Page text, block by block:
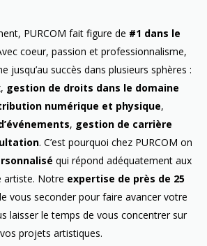
PURCOM fait figure de #1 dans le
coeur, passion et professionnalisme,
jusqu’au succès dans plusieurs sphères :
, gestion de droits dans le domaine
numérique et physique,
, gestion de carrière
. C’est pourquoi chez PURCOM on
qui répond adéquatement aux
artiste. Notre expertise de près de 25
vous seconder pour faire avancer votre
laisser le temps de vous concentrer sur
vos projets artistiques.